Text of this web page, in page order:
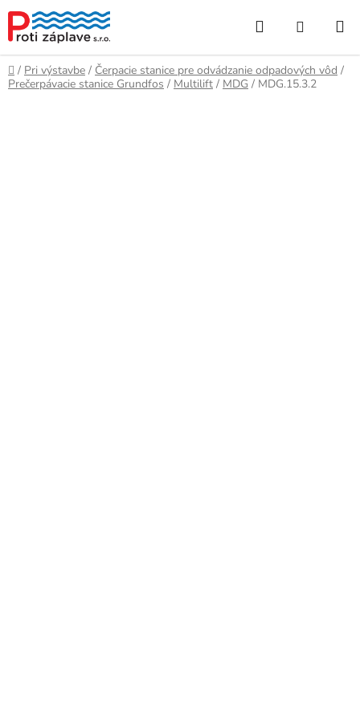
obsah
Hľadať
KOŠÍK
Domov
/ Pri výstavbe / Čerpacie stanice pre odvádzanie odpadových vôd /
Prečerpávacie stanice Grundfos / Multilift / MDG / MDG.15.3.2